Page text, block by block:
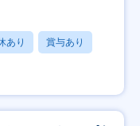
あり 賞与あり